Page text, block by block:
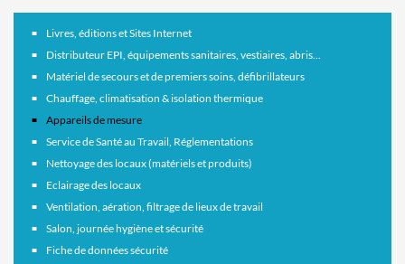
Livres, éditions et Sites Internet
Distributeur EPI, équipements sanitaires, vestiaires, abris...
Matériel de secours et de premiers soins, défibrillateurs
Chauffage, climatisation & isolation thermique
Appareils de mesure
Service de Santé au Travail, Réglementations
Nettoyage des locaux (matériels et produits)
Eclairage des locaux
Ventilation, aération, filtrage de lieux de travail
Salon, journée hygiène et sécurité
Fiche de données sécurité